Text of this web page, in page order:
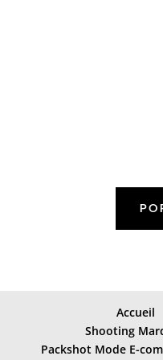
Accueil
Shooting
Packshot Mode E-